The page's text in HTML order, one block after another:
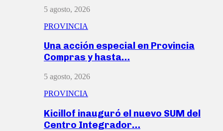
5 agosto, 2026
PROVINCIA
Una acción especial en Provincia
Compras y hasta…
5 agosto, 2026
PROVINCIA
Kicillof inauguró el nuevo SUM del
Centro Integrador…